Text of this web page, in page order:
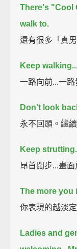
There's "Cool
walk to.
還有很多「真
Keep
一路向前...一路
Don't look
永不回頭。繼
Keep
昂首闊步...畫面
The more you
你表現的越淡
Ladies and